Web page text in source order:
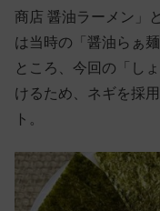
商店 醤油ラーメン」
は当時の「醤油らぁ
ところ、今回の「し
けるため、ネギを採
ト。